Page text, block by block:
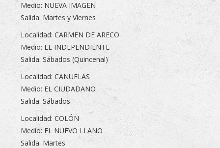
Medio: NUEVA IMAGEN
Salida: Martes y Viernes
Localidad: CARMEN DE ARECO
Medio: EL INDEPENDIENTE
Salida: Sábados (Quincenal)
Localidad: CAÑUELAS
Medio: EL CIUDADANO
Salida: Sábados
Localidad: COLÓN
Medio: EL NUEVO LLANO
Salida: Martes